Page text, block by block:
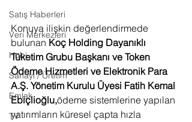
Satış Haberleri
Veri Merkezleri
Hobi
Sanayi / Üretim
Emlak
TV
Konuya ilişkin değerlendirmede
bulunan Koç Holding Dayanıklı
Tüketim Grubu Başkanı ve Token
Ödeme Hizmetleri ve Elektronik Para
A.Ş. Yönetim Kurulu Üyesi Fatih Kemal
Ebiçlioğlu,ödeme sistemlerine yapılan
yatırımların küresel çapta hızla